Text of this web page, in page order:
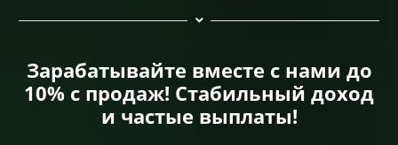
Зарабатывайте вместе с нами до
10% с продаж! Стабильный доход
и частые выплаты!